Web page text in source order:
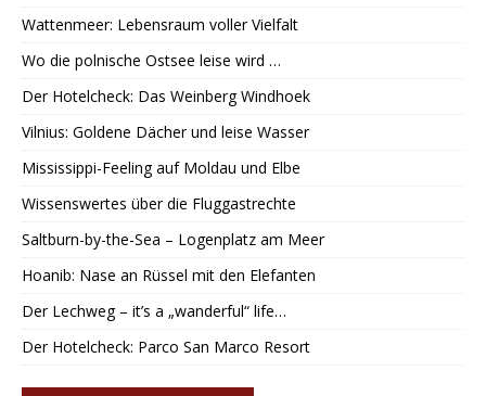
Wattenmeer: Lebensraum voller Vielfalt
Wo die polnische Ostsee leise wird …
Der Hotelcheck: Das Weinberg Windhoek
Vilnius: Goldene Dächer und leise Wasser
Mississippi-Feeling auf Moldau und Elbe
Wissenswertes über die Fluggastrechte
Saltburn-by-the-Sea – Logenplatz am Meer
Hoanib: Nase an Rüssel mit den Elefanten
Der Lechweg – it’s a „wanderful“ life…
Der Hotelcheck: Parco San Marco Resort